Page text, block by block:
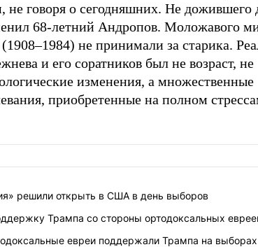
не говоря о сегодняшних. Не дожившего
68-летний Андропов. Моложавого
не принимали за старика.
и его соратников был не возраст, не
изменения, а множественные
приобретенные на полном
решили открыть в США в день выборов
Трампа со стороны ортодоксальных
евреи поддержали Трампа на выборах